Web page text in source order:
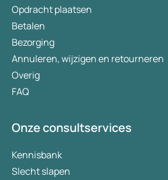
Opdracht plaatsen
Betalen
Bezorging
Annuleren, wijzigen en retourneren
Overig
FAQ
Onze consultservices
Kennisbank
Slecht slapen